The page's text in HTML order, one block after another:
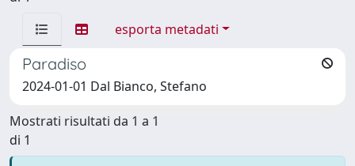
esporta metadati
Paradiso
2024-01-01 Dal Bianco, Stefano
Mostrati risultati da 1 a 1
di 1